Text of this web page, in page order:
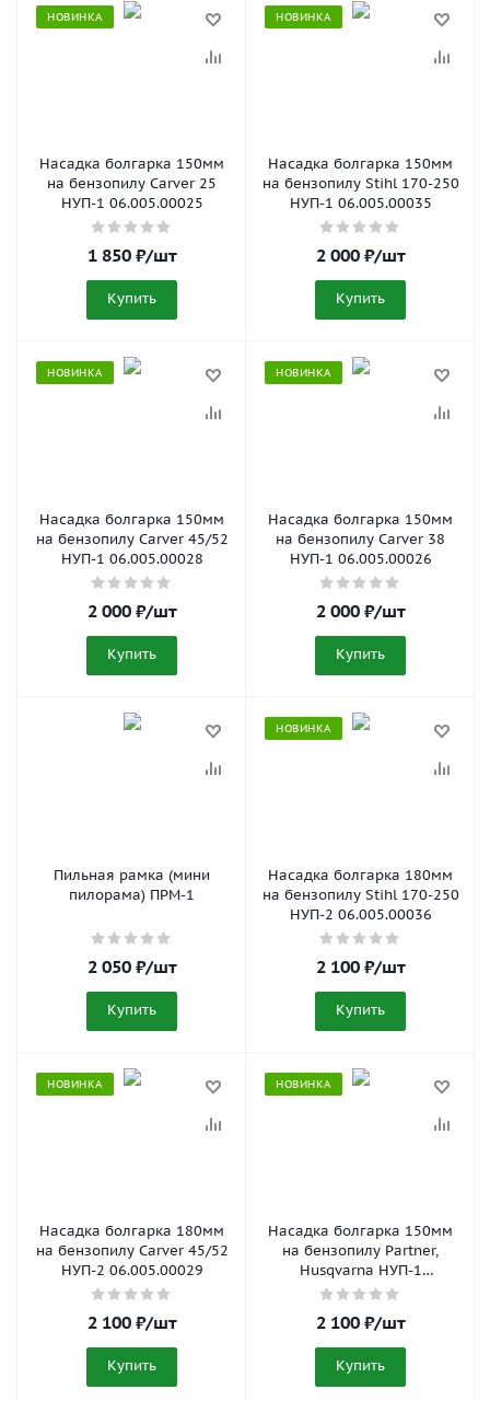
НОВИНКА
Насадка болгарка 150мм
на бензопилу Carver 25
НУП-1 06.005.00025
1 850₽/шт
Купить
НОВИНКА
Насадка болгарка 150мм
на бензопилу Stihl 170-250
НУП-1 06.005.00035
2 000₽/шт
Купить
НОВИНКА
Насадка болгарка 150мм
на бензопилу Carver 45/52
НУП-1 06.005.00028
2 000₽/шт
Купить
НОВИНКА
Насадка болгарка 150мм
на бензопилу Carver 38
НУП-1 06.005.00026
2 000₽/шт
Купить
Пильная рамка (мини
пилорама) ПРМ-1
2 050₽/шт
Купить
НОВИНКА
Насадка болгарка 180мм
на бензопилу Stihl 170-250
НУП-2 06.005.00036
2 100₽/шт
Купить
НОВИНКА
Насадка болгарка 180мм
на бензопилу Carver 45/52
НУП-2 06.005.00029
2 100₽/шт
Купить
НОВИНКА
Насадка болгарка 150мм
на бензопилу Partner,
Husqvarna НУП-1
06.005.00033
2 100₽/шт
Купить